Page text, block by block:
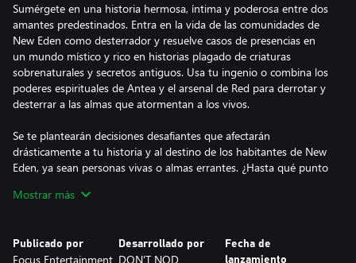
Sumérgete en una historia hermosa, íntima y poderosa entre dos
amantes predestinados. Entra en la vida de las comunidades de
New Eden como desterrador y resuelve casos de presencias en
un mundo místico y rico en historias plagado de criaturas
sobrenaturales y secretos antiguos. Usa tu ingenio o combina los
poderes espirituales de Antea y el arsenal de Red para derrotar y
desterrar a las almas que atormentan a los vivos.
Se te plantearán decisiones desafiantes que afectarán
drásticamente a tu historia y al destino de los habitantes de New
Eden, ya sean personas vivas o almas errantes. ¿Hasta qué punto
amante, convertida en uno de esos espíritus?
sobrenaturales con magia, armas y poderes espirituales
Mostrar más
Publicado por
Focus Entertainment
Desarrollado por
DON'T NOD
Fecha de
lanzamiento